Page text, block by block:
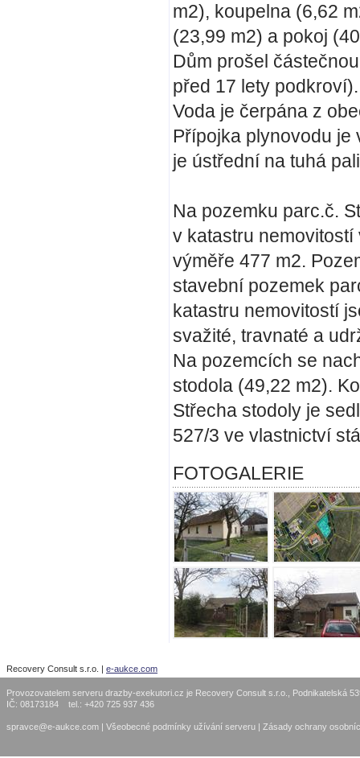
m2), koupelna (6,62
(23,99 m2) a pokoj
Dům prošel
před 17 lety
Voda je čerpána z
Přípojka plynovodu je
je ústřední na tuhá
Na pozemku parc.č.
v katastru
výměře 477 m2.
stavební pozemek
katastru nemovitostí
svažité, travnaté a
Na pozemcích se
stodola (49,22 m2).
Střecha stodoly je
527/3 ve vlastnictví
FOTOGALERIE
Recovery Consult s.r.o. | e-aukce.com
Provozovatelem serveru drazby-exekutori.cz je Recovery Consult s.r.o., Podnikatelská
IČ: 08173184 tel.: +420 725 937 436
spravce@e-aukce.com Všeobecné podmínky užívání serveru Zásady ochrany